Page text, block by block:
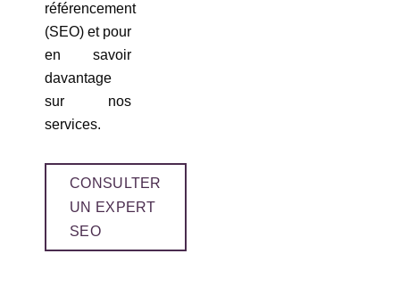
référencement
(SEO) et pour
en savoir
davantage
sur nos
services.
CONSULTER
UN EXPERT
SEO